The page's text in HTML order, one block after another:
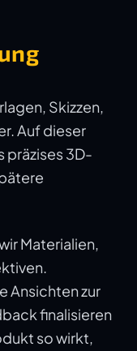
Skizzen,
Auf dieser
präzises 3D-
Materialien,
Ansichten zur
finalisieren
so wirkt,